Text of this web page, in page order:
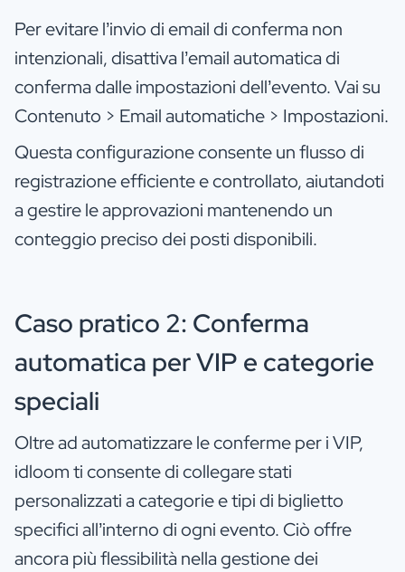
Per evitare l’invio di email di conferma non
intenzionali, disattiva l’email automatica di
conferma dalle impostazioni dell’evento. Vai su
Contenuto > Email automatiche > Impostazioni.
Questa configurazione consente un flusso di
registrazione efficiente e controllato, aiutandoti
a gestire le approvazioni mantenendo un
conteggio preciso dei posti disponibili.
Caso pratico 2: Conferma
automatica per VIP e categorie
speciali
Oltre ad automatizzare le conferme per i VIP,
idloom ti consente di collegare stati
personalizzati a categorie e tipi di biglietto
specifici all’interno di ogni evento. Ciò offre
ancora più flessibilità nella gestione dei